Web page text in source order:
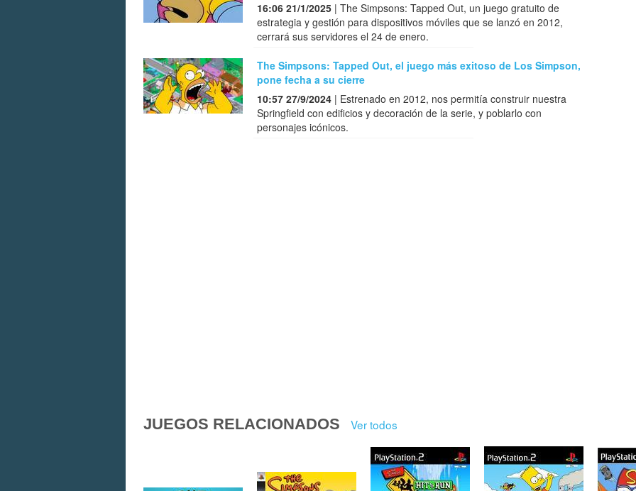
16:06 21/1/2025 | The Simpsons: Tapped Out, un juego gratuito de
estrategia y gestión para dispositivos móviles que se lanzó en 2012,
cerrará sus servidores el 24 de enero.
The Simpsons: Tapped Out, el juego más exitoso de Los Simpson,
pone fecha a su cierre
10:57 27/9/2024 | Estrenado en 2012, nos permitía construir nuestra
Springfield con edificios y decoración de la serie, y poblarlo con
personajes icónicos.
JUEGOS RELACIONADOS Ver todos